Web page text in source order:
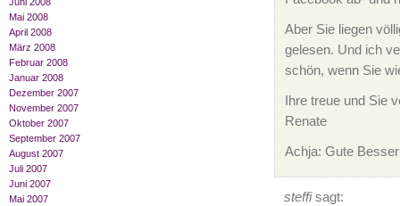
Mai 2008
April 2008
März 2008
Februar 2008
Januar 2008
Dezember 2007
November 2007
Oktober 2007
September 2007
August 2007
Juli 2007
Juni 2007
Mai 2007
Aber Sie liegen
gelesen. Und ich
schön, wenn Sie
Ihre treue und Sie
Renate
Achja: Gute
steffisagt: